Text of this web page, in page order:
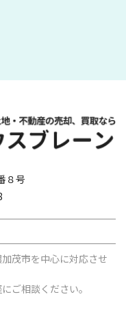
８号
茂市を中心に対応させ
ご相談ください。